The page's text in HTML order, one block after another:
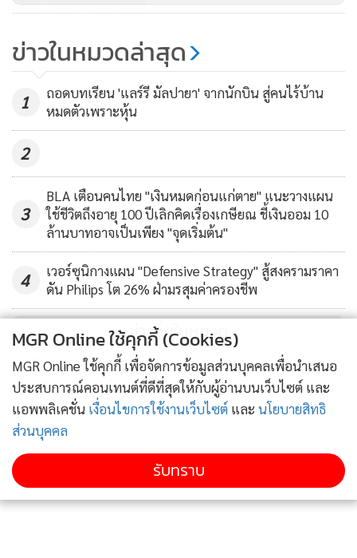
ข่าวในหมวดล่าสุด
1
ถอดบทเรียน 'แลร์รี มัลปายา' จากนักบิน สู่คนไร้บ้าน
หมดตัวเพราะหุ้น
2
3
BLA เตือนคนไทย "เงินหมดก่อนแก่ตาย" แนะวางแผน
ใช้ชีวิตถึงอายุ 100 ปีเลิกคิดเรื่องเกษียณ ชี้เงินออม 10
ล้านบาทอาจเป็นเพียง "จุดเริ่มต้น"
4
เวอร์ซุนิกางแผน "Defensive Strategy" สู้สงครามราคา
ดัน Philips โต 26% ฝ่ามรสุมค่าครองชีพ
ข่าวอื่นในหมวด
MGR Online ใช้คุกกี้ (Cookies)
MGR Online ใช้คุกกี้ เพื่อจัดการข้อมูลส่วนบุคคลเพื่อนำเสนอ
ประสบการณ์คอนเทนต์ที่ดีที่สุดให้กับผู้อ่านบนเว็บไซต์ และ
แอพพลิเคชั่น เงื่อนไขการใช้งานเว็บไซต์ และ นโยบายสิทธิ
ส่วนบุคคล
รับทราบ